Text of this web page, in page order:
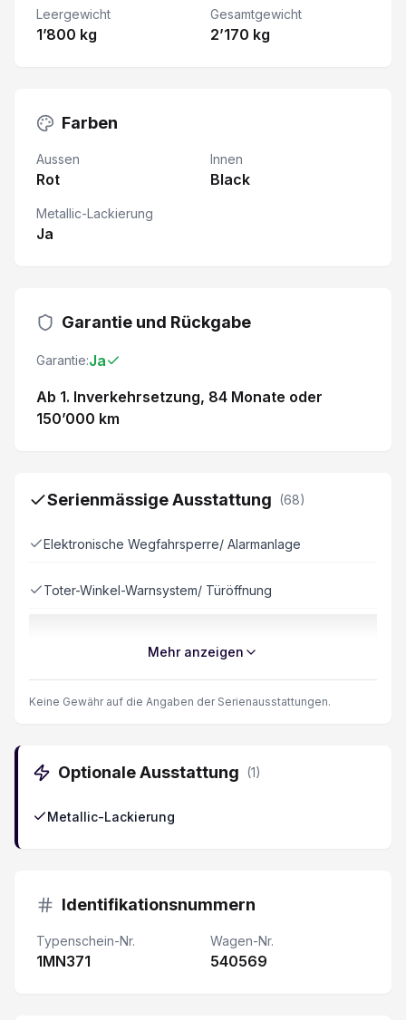
Leergewicht
1’800 kg
Gesamtgewicht
2’170 kg
Farben
Aussen
Rot
Innen
Black
Metallic-Lackierung
Ja
Garantie und Rückgabe
Garantie:Ja
Ab 1. Inverkehrsetzung, 84 Monate oder
150’000 km
Serienmässige Ausstattung (68)
Elektronische Wegfahrsperre/ Alarmanlage
Toter-Winkel-Warnsystem/ Türöffnung
USB-Anschluss
DAB+ Digital Audio Broadcast
Keine Gewähr auf die Angaben der Serienausstattung
6 Lautsprecher
Berganfahrhilfe
Mehr anzeigen
Keine Gewähr auf die Angaben der Serienausstattungen.
Optionale Ausstattung (1)
Metallic-Lackierung
Identifikationsnummern
Typenschein-Nr.
1MN371
Wagen-Nr.
540569